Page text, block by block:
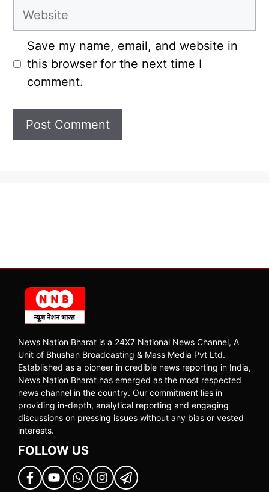
Website
Save my name, email, and website in
this browser for the next time I
comment.
News Nation Bharat is a 24X7 National News Channel, A
Unit of Bhushan Broadcasting & Mass Media Pvt Ltd.
Established as a pioneer in credible news reporting in India,
News Nation Bharat has emerged as the most respected
news channel in the country. Our commitment lies in
providing in-depth, analytical reporting and engaging
discussions on pressing issues without any bias or vested
interests.
FOLLOW US